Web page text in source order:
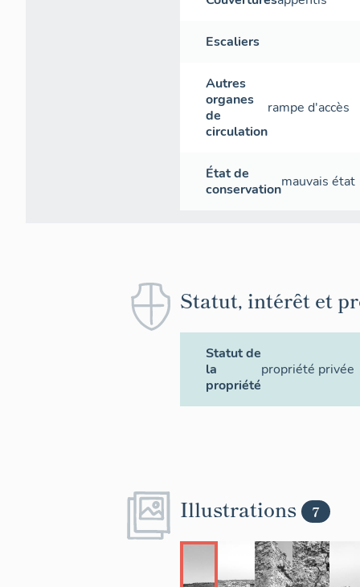
Escaliers
Autres
organes
de
circulation
rampe d'accès
État de
conservationmauvais état
Statut, intérêt et
Statut de
la
propriété
propriété privée
Illustrations 7